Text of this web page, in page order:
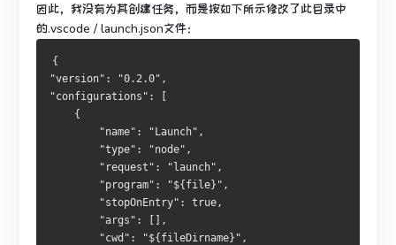
因此，我没有为其创建任务，而是按如下所示修改了此目录中
的.vscode / launch.json文件：
{
"version": "0.2.0",
"configurations": [
    {
        "name": "Launch",
        "type": "node",
        "request": "launch",
        "program": "${file}",
        "stopOnEntry": true,
        "args": [],
        "cwd": "${fileDirname}",